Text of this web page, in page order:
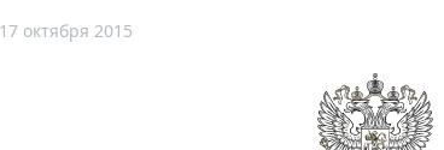
17 октября 2015